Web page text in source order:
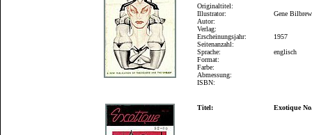
Originaltitel:
Illustrator:
Autor:
Verlag:
Erscheinungsjahr:
Seitenanzahl:
Sprache:
Format:
Farbe:
Abmessung:
ISBN:
Gene Bilbrew
1957
englisch
Titel: Exotique